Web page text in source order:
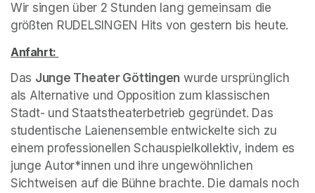
Wir singen über 2 Stunden lang gemeinsam die
größten RUDELSINGEN Hits von gestern bis heute.
(opens in a new tab)
Anfahrt:
(opens in a new tab)
Das Junge Theater Göttingen wurde ursprünglich
als Alternative und Opposition zum klassischen
Stadt- und Staatstheaterbetrieb gegründet. Das
studentische Laienensemble entwickelte sich zu
einem professionellen Schauspielkollektiv, indem es
junge Autor*innen und ihre ungewöhnlichen
Sichtweisen auf die Bühne brachte. Die damals noch